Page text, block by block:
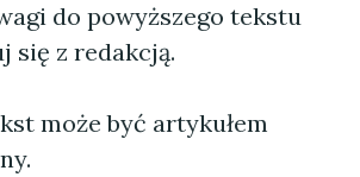
do powyższego tekstu
się z redakcją.
może być artykułem